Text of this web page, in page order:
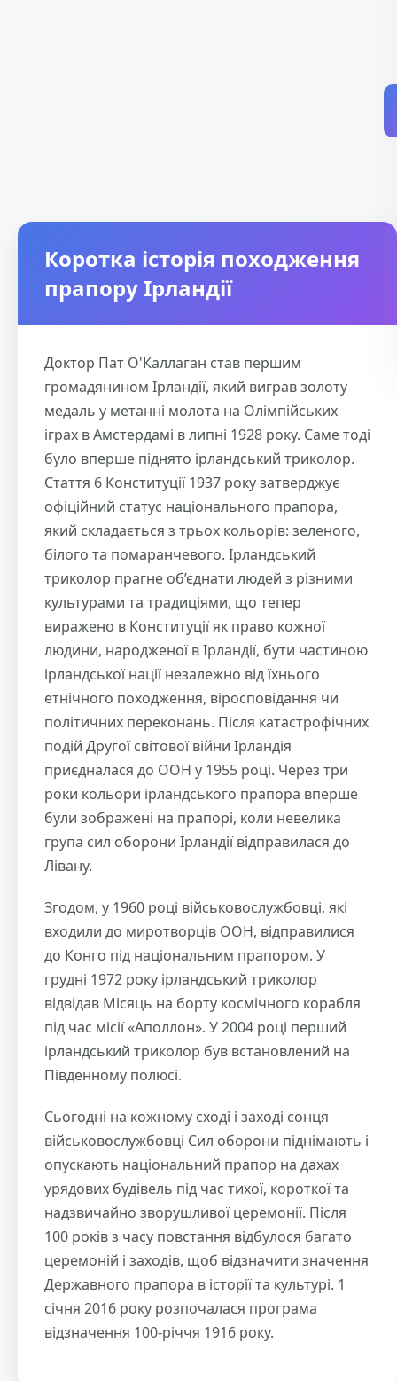
Коротка історія походження
прапору Ірландії
Доктор Пат О'Каллаган став першим
громадянином Ірландії, який виграв золоту
медаль у метанні молота на Олімпійських
іграх в Амстердамі в липні 1928 року. Саме тоді
було вперше піднято ірландський триколор.
Стаття 6 Конституції 1937 року затверджує
офіційний статус національного прапора,
який складається з трьох кольорів: зеленого,
білого та помаранчевого. Ірландський
триколор прагне об’єднати людей з різними
культурами та традиціями, що тепер
виражено в Конституції як право кожної
людини, народженої в Ірландії, бути частиною
ірландської нації незалежно від їхнього
етнічного походження, віросповідання чи
політичних переконань. Після катастрофічних
подій Другої світової війни Ірландія
приєдналася до ООН у 1955 році. Через три
роки кольори ірландського прапора вперше
були зображені на прапорі, коли невелика
група сил оборони Ірландії відправилася до
Лівану.
Згодом, у 1960 році військовослужбовці, які
входили до миротворців ООН, відправилися
до Конго під національним прапором. У
грудні 1972 року ірландський триколор
відвідав Місяць на борту космічного корабля
під час місії «Аполлон». У 2004 році перший
ірландський триколор був встановлений на
Південному полюсі.
Сьогодні на кожному сході і заході сонця
військовослужбовці Сил оборони піднімають і
опускають національний прапор на дахах
урядових будівель під час тихої, короткої та
надзвичайно зворушливої церемонії. Після
100 років з часу повстання відбулося багато
церемоній і заходів, щоб відзначити значення
Державного прапора в історії та культурі. 1
січня 2016 року розпочалася програма
відзначення 100-річчя 1916 року.